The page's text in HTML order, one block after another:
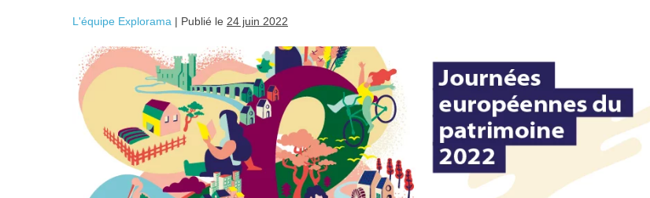
L'équipe Explorama | Publié le 24 juin 2022